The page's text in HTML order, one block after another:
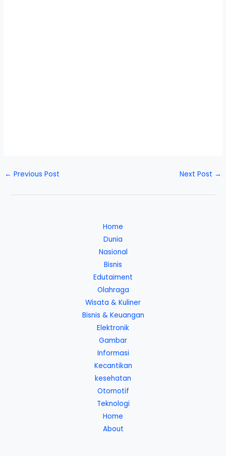
← Previous Post Next Post →
Home
Dunia
Nasional
Bisnis
Edutaiment
Olahraga
Wisata & Kuliner
Bisnis & Keuangan
Elektronik
Gambar
Informasi
Kecantikan
kesehatan
Otomotif
Teknologi
Home
About